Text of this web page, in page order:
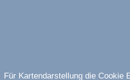
Für Kartendarstellung die Cookie